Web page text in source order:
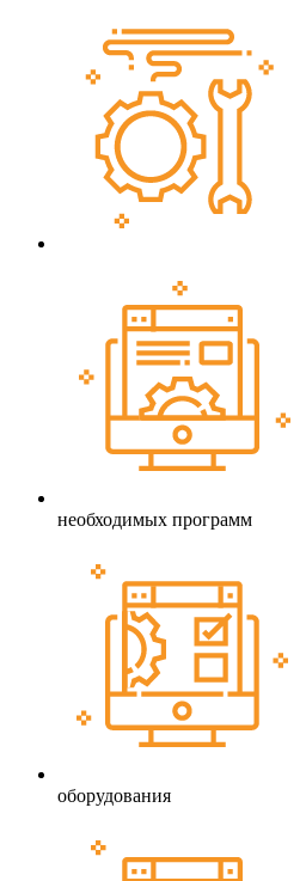
необходимых программ
оборудования